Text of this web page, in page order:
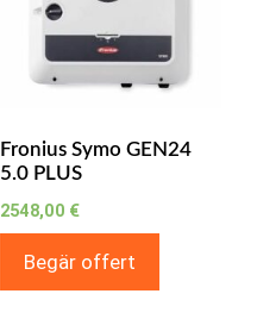
Fronius Symo GEN24
5.0 PLUS
2548,00 €
Begär offert